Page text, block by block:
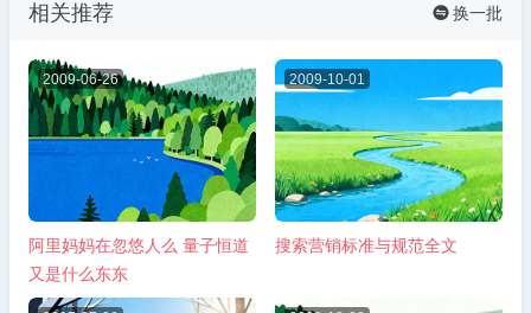
相关推荐  换一批
2009-06-26
阿里妈妈在忽悠人么 量子恒道
又是什么东东
2009-10-01
搜索营销标准与规范全文